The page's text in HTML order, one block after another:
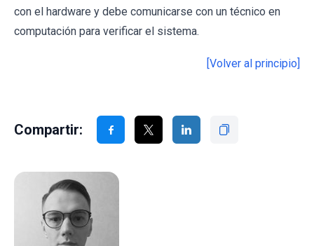
con el hardware y debe comunicarse con un técnico en
computación para verificar el sistema.
[Volver al principio]
Compartir: